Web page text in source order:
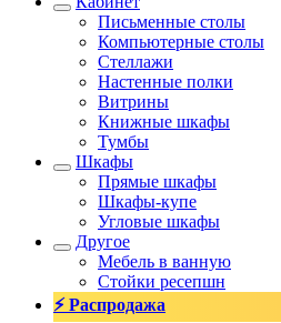
Письменные столы
Компьютерные столы
Стеллажи
Настенные полки
Витрины
Книжные шкафы
Тумбы
Шкафы
Прямые шкафы
Шкафы-купе
Угловые шкафы
Другое
Мебель в ванную
Стойки ресепшн
⚡ Распродажа